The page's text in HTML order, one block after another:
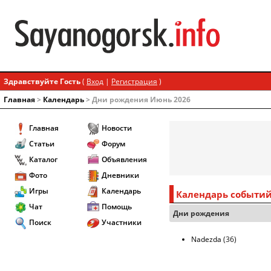
Здравствуйте Гость( Вход | Регистрация )
Главная> Календарь> Дни рождения Июнь 2026
Главная
Статьи
Каталог
Фото
Игры
Чат
Поиск
Новости
Форум
Объявления
Дневники
Календарь
Помощь
Участники
Календарь событий
Дни рождения
Nadezda (36)